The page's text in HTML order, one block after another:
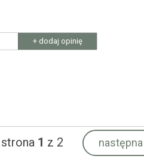
+ dodaj opinię
strona 1 z 2 następna